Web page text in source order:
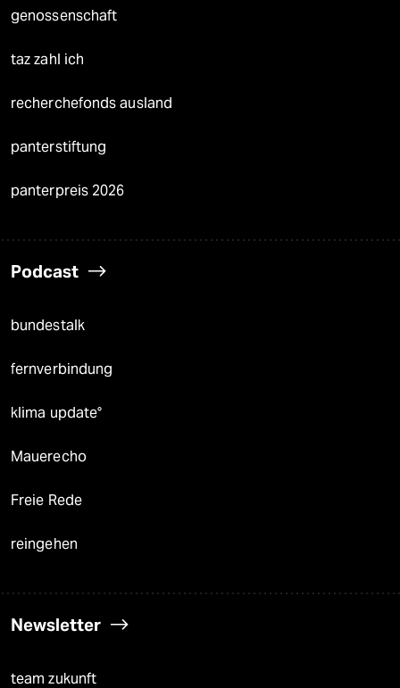
genossenschaft
taz zahl ich
recherchefonds ausland
panterstiftung
panterpreis 2026
Podcast
bundestalk
fernverbindung
klima update°
Mauerecho
Freie Rede
reingehen
Newsletter
team zukunft